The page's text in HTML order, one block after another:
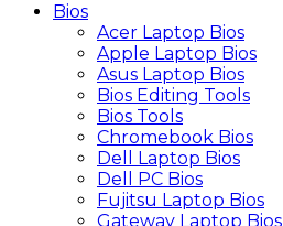
Bios
Acer Laptop Bios
Apple Laptop Bios
Asus Laptop Bios
Bios Editing Tools
Bios Tools
Chromebook Bios
Dell Laptop Bios
Dell PC Bios
Fujitsu Laptop Bios
Gateway Laptop Bios